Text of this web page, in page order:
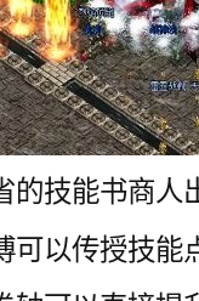
的技能书商人
可以传授技能